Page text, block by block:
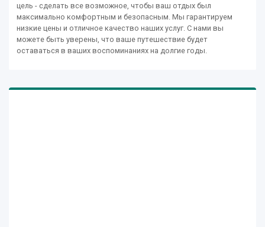
цель - сделать все возможное, чтобы ваш отдых был
максимально комфортным и безопасным. Мы гарантируем
низкие цены и отличное качество наших услуг. С нами вы
можете быть уверены, что ваше путешествие будет
оставаться в ваших воспоминаниях на долгие годы.